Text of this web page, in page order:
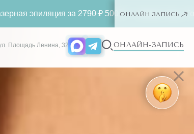
Площадь Ленина, 32 ОНЛАЙН-ЗАПИСЬ
2790 ₽500 ₽ ー любая зона. Только для новых
ОНЛАЙН ЗАПИСЬ